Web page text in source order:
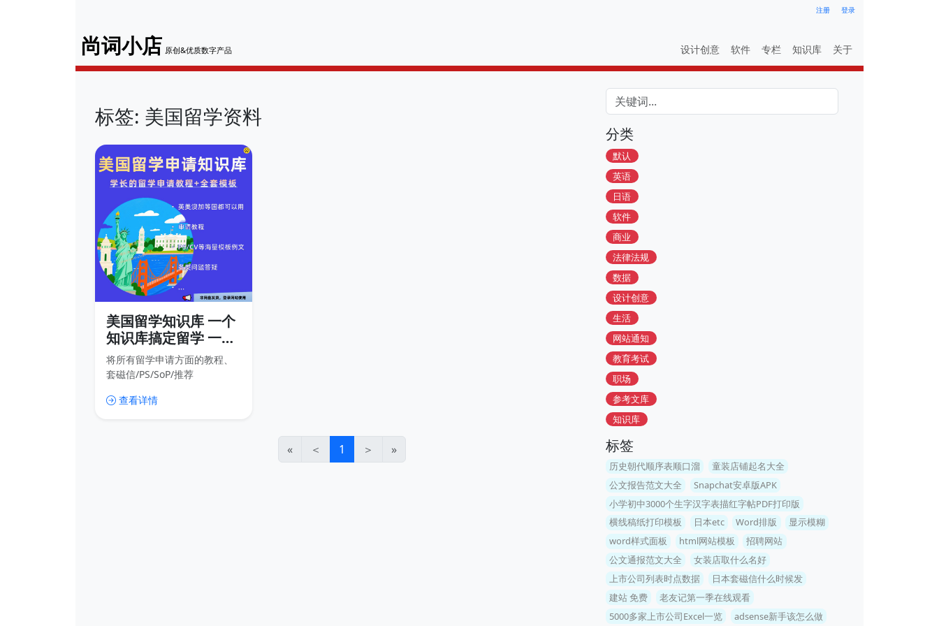
注册 登录
尚词小店 原创&优质数字产品 设计创意 软件 专栏 知识库 关于
标签: 美国留学资料
美国留学知识库 一个
知识库搞定留学 一站
式申请教程+套磁
信/PS/推荐信等全套
将所有留学申请方面的教程、
套磁信/PS/SoP/推荐
成绩单等模板、在读/毕业等各
查看详情
« ＜ 1 ＞ »
分类
默认
英语
日语
软件
商业
法律法规
数据
设计创意
生活
网站通知
教育考试
职场
参考文库
知识库
标签
历史朝代顺序表顺口溜
童装店铺起名大全
公文报告范文大全
Snapchat安卓版APK
小学初中3000个生字汉字表描红字帖PDF打印版
横线稿纸打印模板
日本etc Word排版
显示模糊
word样式面板
html网站模板
招聘网站
公文通报范文大全
女装店取什么名好
上市公司列表时点数据
日本套磁信什么时候发
建站 免费
老友记第一季在线观看
5000多家上市公司Excel一览
adsense新手该怎么做